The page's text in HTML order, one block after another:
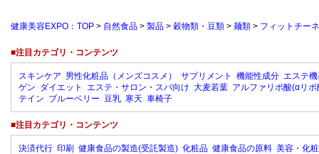
健康美容EXPO：TOP > 自然食品 > 製品 > 穀物類・豆類 > 麺類 > フィットチーネ
■注目カテゴリ・コンテンツ
スキンケア 男性化粧品（メンズコスメ） サプリメント 機能性成分 エステ
ゲン ダイエット エステ・サロン・スパ向け 大麦若葉 アルファリポ酸(αリポ
テイン ブルーベリー 豆乳 寒天 車椅子
■注目カテゴリ・コンテンツ
決済代行 印刷 健康食品の製造(受託製造) 化粧品 健康食品の原料 美容・化